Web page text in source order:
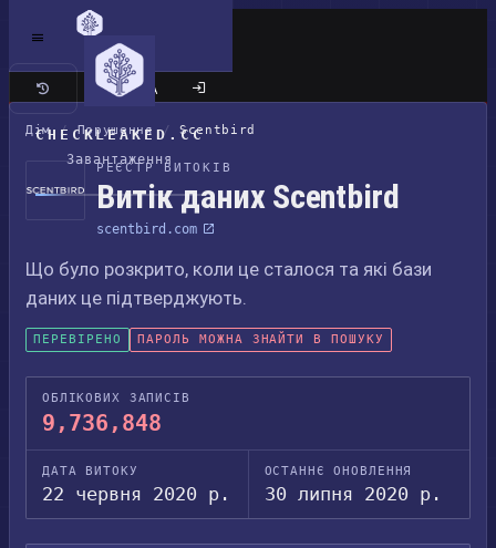
CHECKLEAKED.CC
Завантаження
Класичний сайт
Дім / Порушення / Scentbird
РЕЄСТР ВИТОКІВ
Витік даних Scentbird
scentbird.com
Що було розкрито, коли це сталося та які бази
даних це підтверджують.
ПЕРЕВІРЕНО ПАРОЛЬ МОЖНА ЗНАЙТИ В ПОШУКУ
ОБЛІКОВИХ ЗАПИСІВ
9,736,848
ДАТА ВИТОКУ
22 червня 2020 р.
ОСТАННЄ ОНОВЛЕННЯ
30 липня 2020 р.